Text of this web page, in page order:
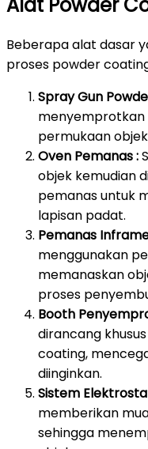
Alat Powder
Beberapa alat dasar
proses powder
Spray Gun
menyemprotkan
permukaan
Oven Pemanas :
objek kemudian
pemanas untuk
lapisan padat.
Pemanas
menggunakan
memanaskan
proses
Booth
dirancang
coating,
diinginkan.
Sistem
memberikan
sehingga